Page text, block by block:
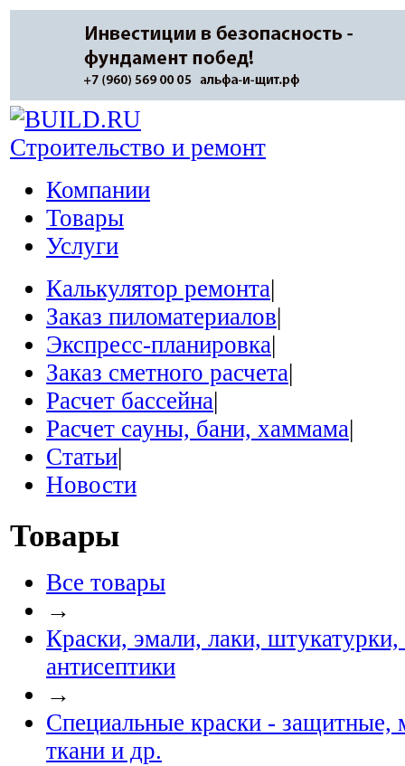
Строительство и ремонт
Компании
Товары
Услуги
Калькулятор ремонта|
Заказ пиломатериалов|
Экспресс-планировка|
Заказ сметного расчета|
Расчет бассейна|
Расчет сауны, бани, хаммама|
Статьи|
Новости
Товары
Все товары
→
Краски, эмали, лаки, штукатурки,
антисептики
→
Специальные краски - защитные,
ткани и др.